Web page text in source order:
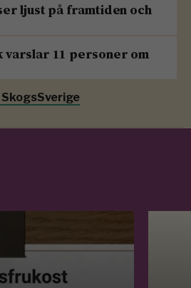
ljust på framtiden och
varslar 11 personer om
SkogsSverige